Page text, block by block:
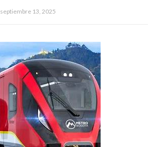
septiembre 13, 2025